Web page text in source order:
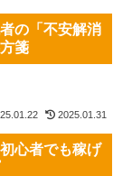
の「不安解消
箋
2025.01.31
心者でも稼げ